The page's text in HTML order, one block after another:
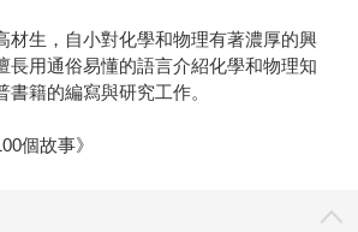
材生，自小對化學和物理有著濃厚的興
長用通俗易懂的語言介紹化學和物理知
籍的編寫與研究工作。
個故事》